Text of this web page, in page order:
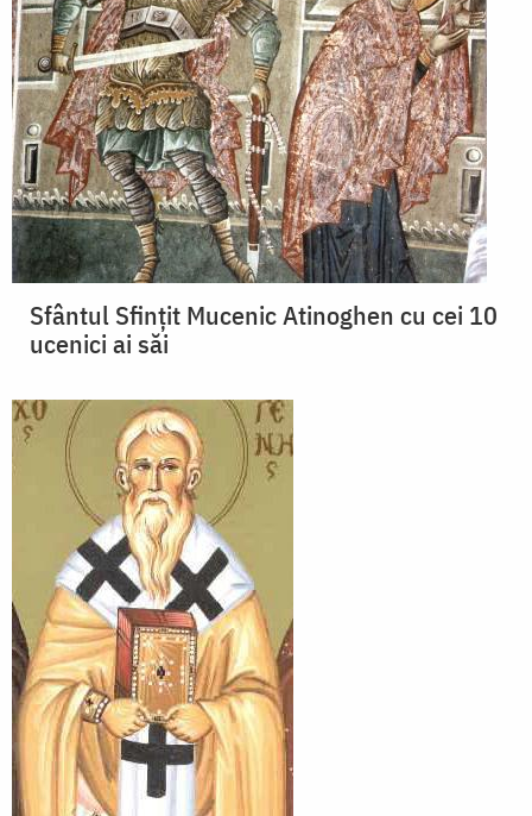
Sfântul Sfinţit Mucenic Atinoghen cu cei 10
ucenici ai săi